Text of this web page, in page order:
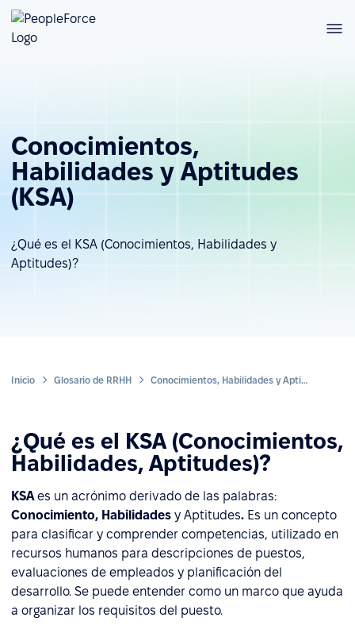
Conocimientos,
Habilidades y Aptitudes
(KSA)
¿Qué es el KSA (Conocimientos, Habilidades y
Aptitudes)?
Inicio Glosario de RRHH Conocimientos, Habilidades y Aptitudes (KSA)
¿Qué es el KSA (Conocimientos,
Habilidades, Aptitudes)?
KSA es un acrónimo derivado de las palabras:
Conocimiento, Habilidades y Aptitudes. Es un concepto
para clasificar y comprender competencias, utilizado en
recursos humanos para descripciones de puestos,
evaluaciones de empleados y planificación del
desarrollo. Se puede entender como un marco que ayuda
a organizar los requisitos del puesto.